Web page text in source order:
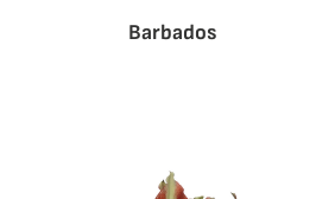
Barbados